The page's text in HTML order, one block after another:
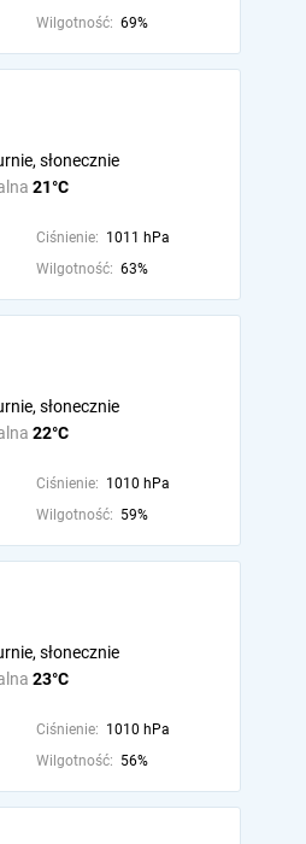
Wilgotność: 69%
21°C
słonecznie
Ciśnienie: 1011 hPa
Wilgotność: 63%
22°C
słonecznie
Ciśnienie: 1010 hPa
Wilgotność: 59%
23°C
słonecznie
Ciśnienie: 1010 hPa
Wilgotność: 56%